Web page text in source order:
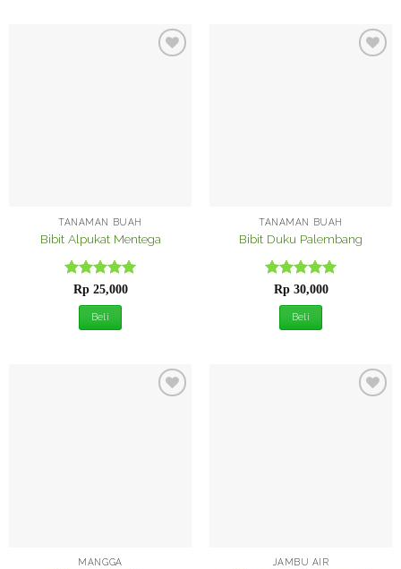
TANAMAN BUAH
Bibit Alpukat Mentega
Dinilai5
dari 5
Rp25,000
Beli
TANAMAN BUAH
Bibit Duku Palembang
Dinilai5
dari 5
Rp30,000
Beli
MANGGA JAMBU AIR